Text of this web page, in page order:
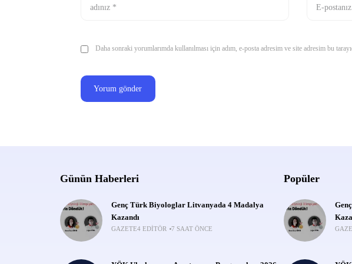
Daha sonraki yorumlarımda kullanılması için adım, e-posta adresim ve site adresim bu
Günün Haberleri
Genç Türk Biyologlar Litvanyada 4 Madalya
Kazandı
GAZETE4 EDITÖR 7 SAAT ÖNCE
Popüler